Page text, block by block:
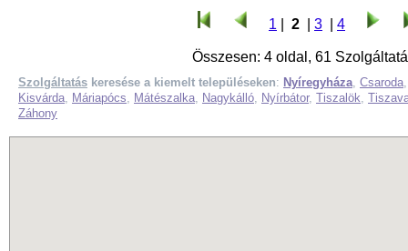
1 2 3 4
Összesen: 4 oldal, 61
Szolgáltatás keresése a kiemelt településeken: Nyíregyháza, Csaroda
Kisvárda, Máriapócs, Mátészalka, Nagykálló, Nyírbátor, Tiszalök,
Záhony